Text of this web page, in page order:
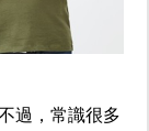
過，常識很多